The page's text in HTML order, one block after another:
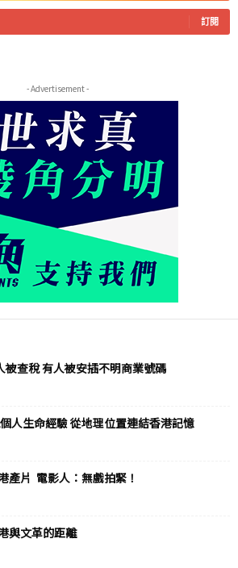
訂閱
- Advertisement -
查稅 有人被安插不明商業號碼
人生命經驗 從地理位置連結香港記憶
產片 電影人：無戲拍緊！
與文革的距離